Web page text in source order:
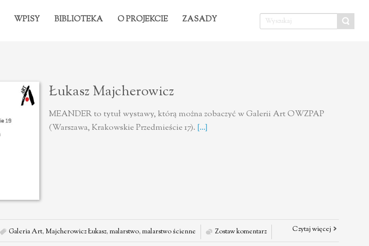
WPISY BIBLIOTEKA O PROJEKCIE ZASADY
Łukasz Majcherowicz
MEANDER to tytuł wystawy, którą można zobaczyć w Galerii Art OWZPAP
(Warszawa, Krakowskie Przedmieście 17). [...]
Galeria Art, Majcherowicz Łukasz, malarstwo, malarstwo ścienne Zostaw komentarz Czytaj więcej